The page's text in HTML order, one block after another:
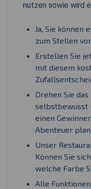
nutzen sowie wird
Ja, Sie können
zum Stellen
Erstellen Sie
mit diesem
Drehen Sie
selbstbewusst
einen
Abenteuer
Unser
Können Sie
welche Farbe
Alle